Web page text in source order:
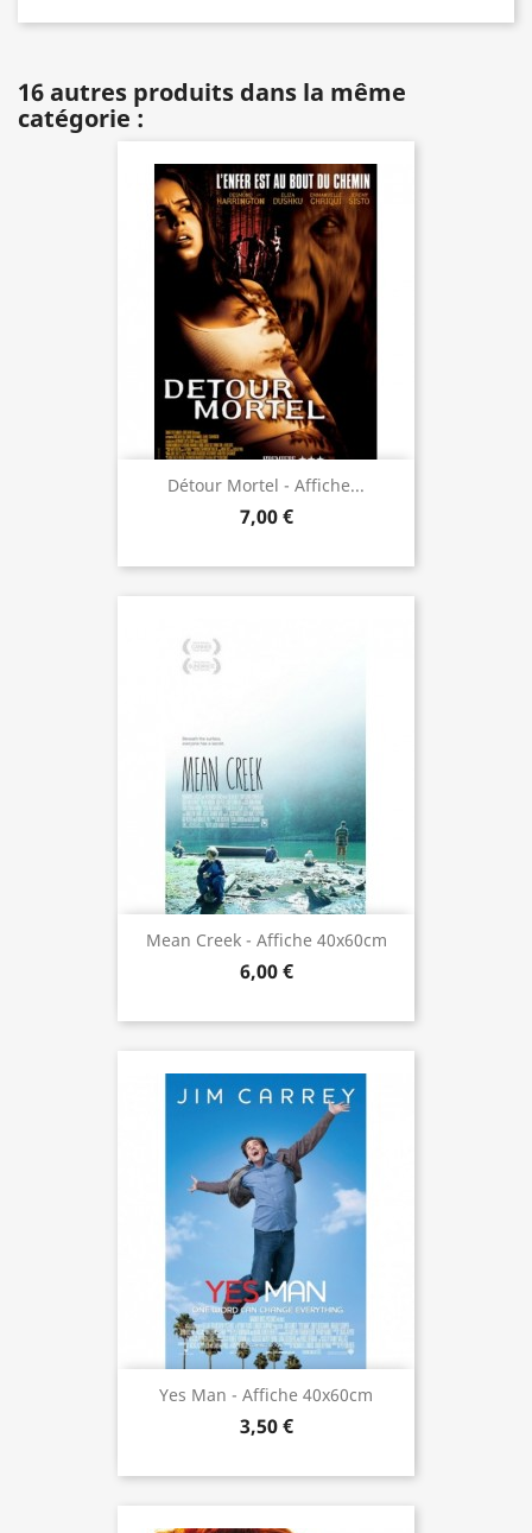
16 autres produits dans la même
catégorie :
Détour Mortel - Affiche...
7,00 €
Mean Creek - Affiche 40x60cm
6,00 €
Yes Man - Affiche 40x60cm
3,50 €